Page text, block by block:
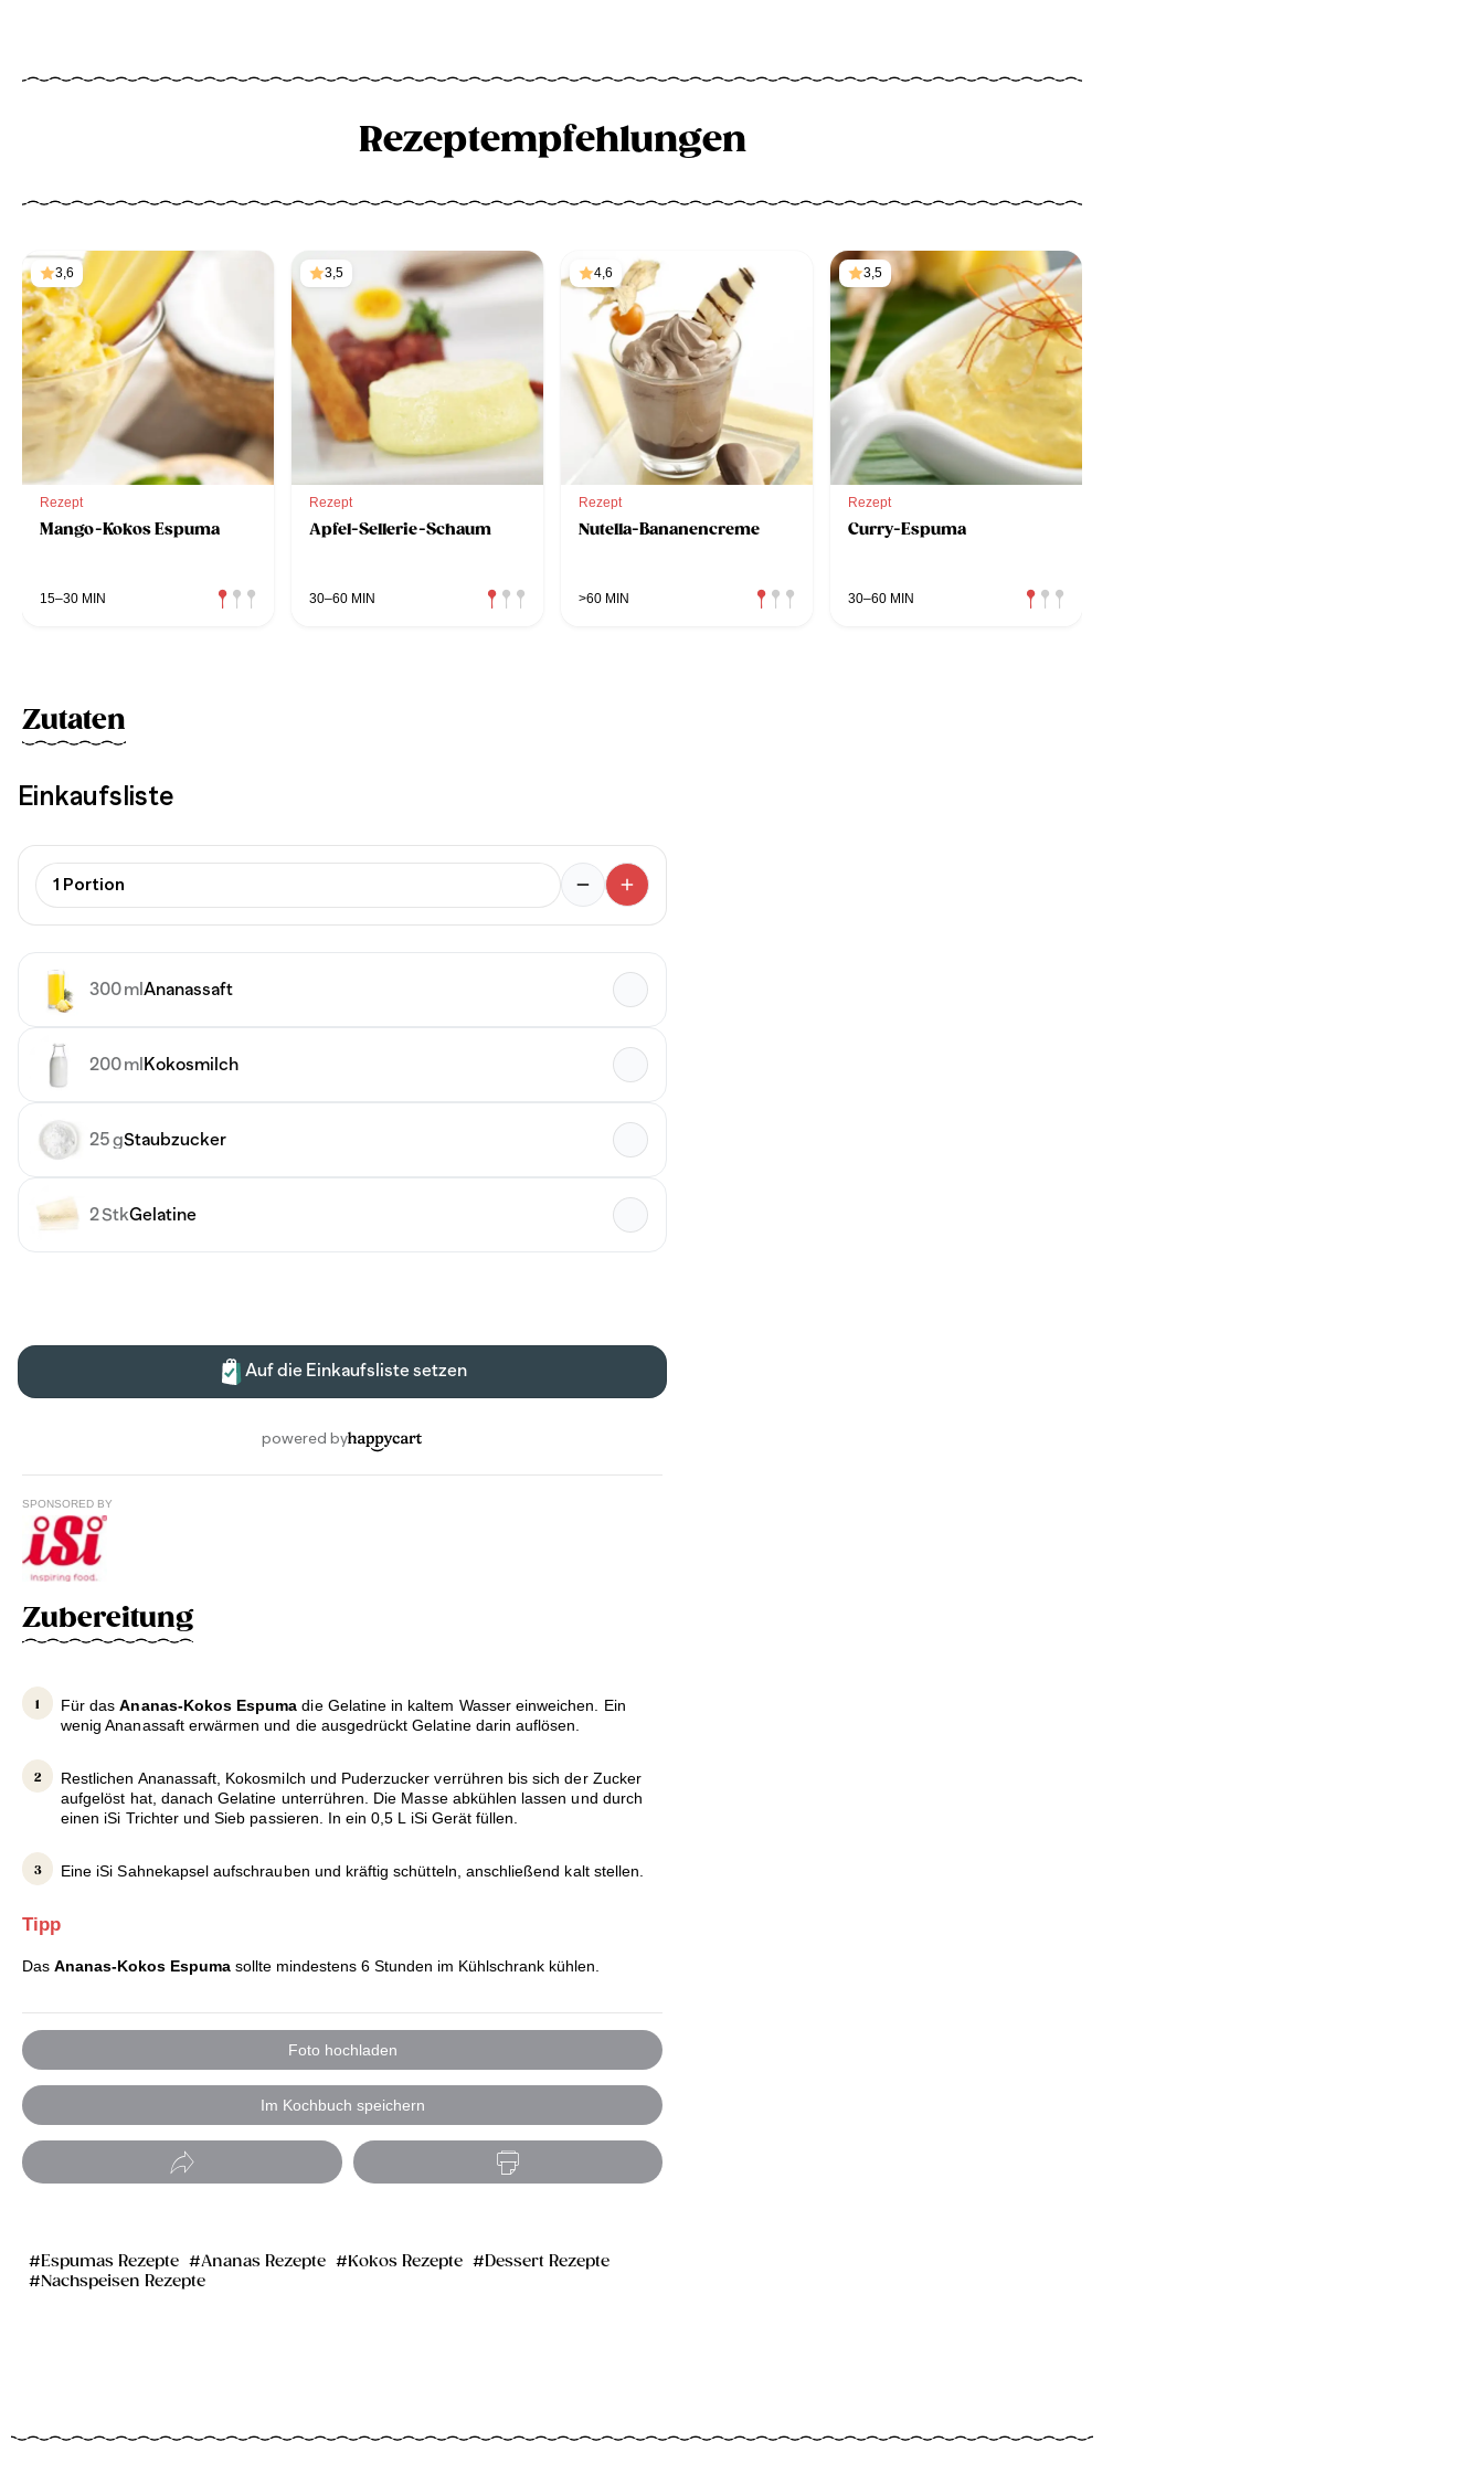
Rezeptempfehlungen
3,6
Rezept
Mango-Kokos Espuma
15–30 MIN
3,5
Rezept
Apfel-Sellerie-Schaum
30–60 MIN
4,6
Rezept
Nutella-Bananencreme
>60 MIN
3,5
Rezept
Curry-Espuma
30–60 MIN
Zutaten
SPONSORED BY
Zubereitung
Für dasAnanas-Kokos Espuma die Gelatine in kaltem Wasser einweichen. Ein
wenig Ananassaft erwärmen und die ausgedrückt Gelatine darin auflösen.
Restlichen Ananassaft, Kokosmilch und Puderzucker verrühren bis sich der Zucker
aufgelöst hat, danach Gelatine unterrühren. Die Masse abkühlen lassen und durch
einen iSi Trichter und Sieb passieren. In ein 0,5 L iSi Gerät füllen.
Eine iSi Sahnekapsel aufschrauben und kräftig schütteln, anschließend kalt stellen.
Tipp
Das Ananas-Kokos Espuma sollte mindestens 6 Stunden im Kühlschrank kühlen.
Foto hochladen
Im Kochbuch speichern
Espumas Rezepte Ananas Rezepte Kokos Rezepte
Dessert Rezepte
Nachspeisen Rezepte